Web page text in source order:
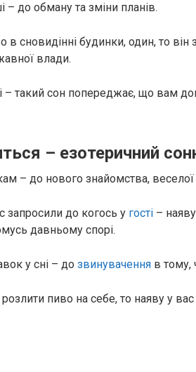
– до обману та зміни планів.
сновидінні будинки, один, то він
влади.
– такий сон попереджає, що вам
– езотеричний
– до нового знайомства, веселої
запросили до когось у гості –
давньому спорі.
у сні – до звинувачення в тому,
пиво на себе, то наяву у вас